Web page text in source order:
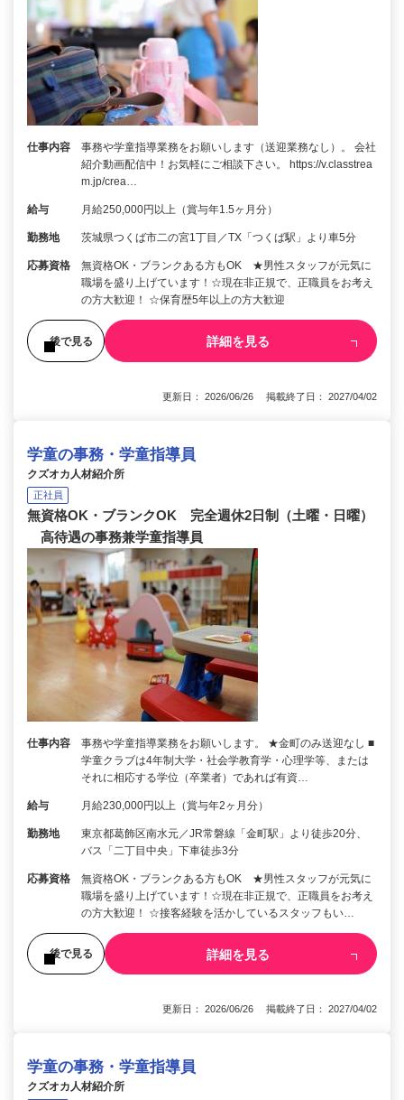
仕事内容
事務や学童指導業務をお願いします（送迎業務なし）。 会社
紹介動画配信中！お気軽にご相談下さい。 https://v.classtrea
m.jp/crea…
給与 月給250,000円以上（賞与年1.5ヶ月分）
勤務地 茨城県つくば市二の宮1丁目／TX「つくば駅」より車5分
応募資格
無資格OK・ブランクある方もOK ★男性スタッフが元気に
職場を盛り上げています！☆現在非正規で、正職員をお考え
の方大歓迎！ ☆保育歴5年以上の方大歓迎
後で見る 詳細を見る
更新日： 2026/06/26 掲載終了日： 2027/04/02
学童の事務・学童指導員
クズオカ人材紹介所
正社員
無資格OK・ブランクOK 完全週休2日制（土曜・日曜）
高待遇の事務兼学童指導員
仕事内容
事務や学童指導業務をお願いします。 ★金町のみ送迎なし ■
学童クラブは4年制大学・社会学教育学・心理学等、または
それに相応する学位（卒業者）であれば有資…
給与 月給230,000円以上（賞与年2ヶ月分）
勤務地
東京都葛飾区南水元／JR常磐線「金町駅」より徒歩20分、
バス「二丁目中央」下車徒歩3分
応募資格
無資格OK・ブランクある方もOK ★男性スタッフが元気に
職場を盛り上げています！☆現在非正規で、正職員をお考え
の方大歓迎！ ☆接客経験を活かしているスタッフもい…
後で見る 詳細を見る
更新日： 2026/06/26 掲載終了日： 2027/04/02
学童の事務・学童指導員
クズオカ人材紹介所